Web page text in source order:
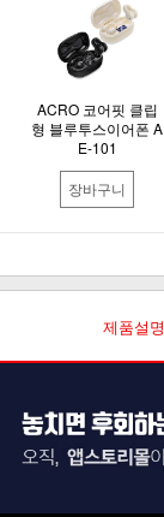
ACRO 코어핏 클립
형 블루투스이어폰 A
E-101
장바구니
제품설명